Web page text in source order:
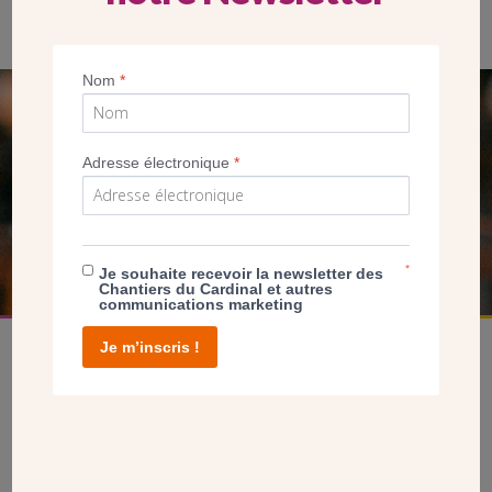
SEUL VOTRE DON
NOUS PERMET D’AGIR
FAIRE UN DON
Nom*
Adresse électronique*
Je souhaite recevoir la newsletter des
Chantiers du Cardinal et autres
communications marketing
*
Je m’inscris !